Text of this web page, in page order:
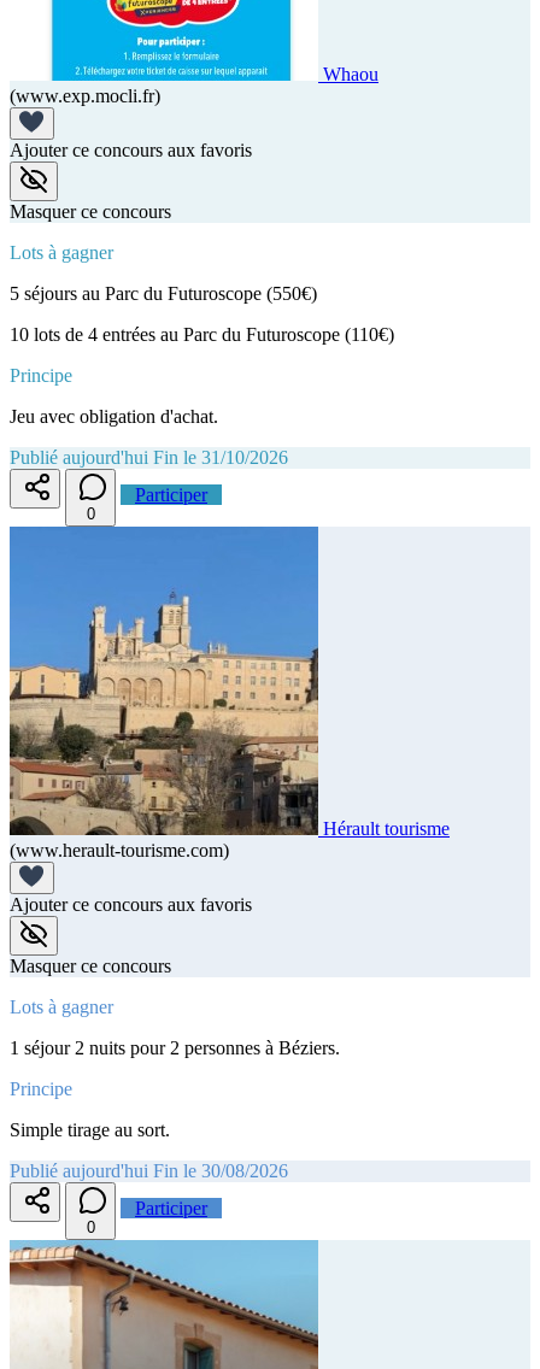
Whaou
(www.exp.mocli.fr)
Ajouter ce concours aux favoris
Masquer ce concours
Lots à gagner
5 séjours au Parc du Futuroscope (550€)
10 lots de 4 entrées au Parc du Futuroscope (110€)
Principe
Jeu avec obligation d'achat.
Publié aujourd'hui Fin le 31/10/2026
0
Participer
Hérault tourisme
(www.herault-tourisme.com)
Ajouter ce concours aux favoris
Masquer ce concours
Lots à gagner
1 séjour 2 nuits pour 2 personnes à Béziers.
Principe
Simple tirage au sort.
Publié aujourd'hui Fin le 30/08/2026
0
Participer